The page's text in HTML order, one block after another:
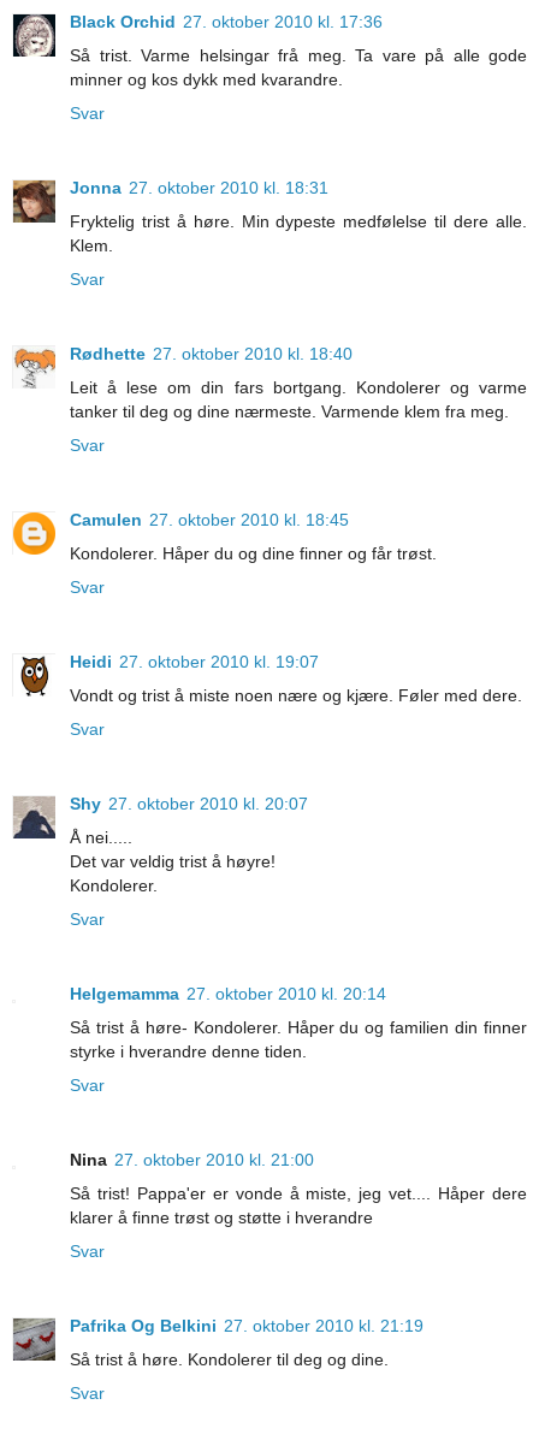
Black Orchid 27. oktober 2010 kl. 17:36
Så trist. Varme helsingar frå meg. Ta vare på alle gode
minner og kos dykk med kvarandre.
Svar
Jonna 27. oktober 2010 kl. 18:31
Fryktelig trist å høre. Min dypeste medfølelse til dere alle.
Klem.
Svar
Rødhette 27. oktober 2010 kl. 18:40
Leit å lese om din fars bortgang. Kondolerer og varme
tanker til deg og dine nærmeste. Varmende klem fra meg.
Svar
Camulen 27. oktober 2010 kl. 18:45
Kondolerer. Håper du og dine finner og får trøst.
Svar
Heidi 27. oktober 2010 kl. 19:07
Vondt og trist å miste noen nære og kjære. Føler med dere.
Svar
Shy 27. oktober 2010 kl. 20:07
Å nei.....
Det var veldig trist å høyre!
Kondolerer.
Svar
Helgemamma 27. oktober 2010 kl. 20:14
Så trist å høre- Kondolerer. Håper du og familien din finner
styrke i hverandre denne tiden.
Svar
Nina 27. oktober 2010 kl. 21:00
Så trist! Pappa'er er vonde å miste, jeg vet.... Håper dere
klarer å finne trøst og støtte i hverandre
Svar
Pafrika Og Belkini 27. oktober 2010 kl. 21:19
Så trist å høre. Kondolerer til deg og dine.
Svar